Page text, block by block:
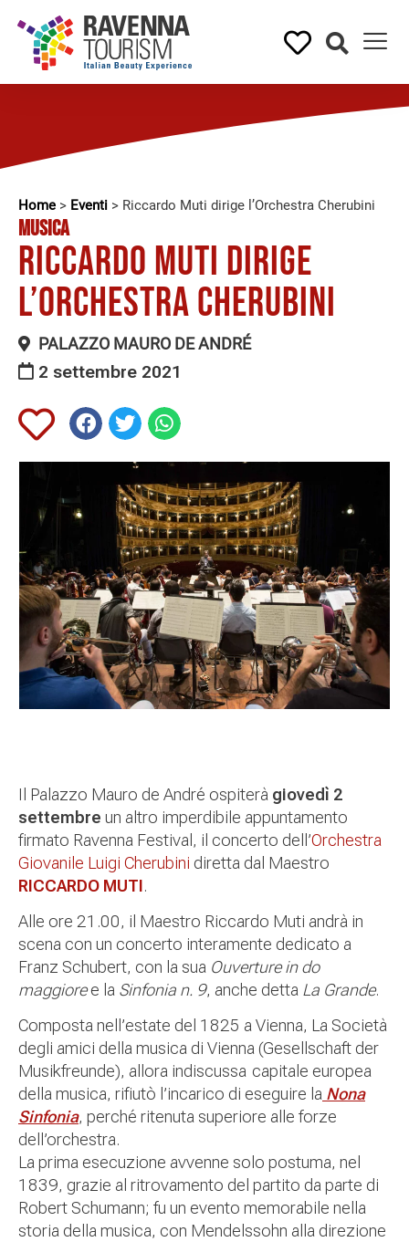
Home > Eventi > Riccardo Muti dirige l’Orchestra Cherubini
MUSICA
Riccardo Muti dirige
l’Orchestra Cherubini
PALAZZO MAURO DE ANDRÉ
2 settembre 2021
Il Palazzo Mauro de André ospiterà giovedì 2
settembre un altro imperdibile appuntamento
firmato Ravenna Festival, il concerto dell’Orchestra
Giovanile Luigi Cherubini diretta dal Maestro
RICCARDO MUTI.
Alle ore 21.00, il Maestro Riccardo Muti andrà in
scena con un concerto interamente dedicato a
Franz Schubert, con la sua Ouverture in do
maggioree la Sinfonia n. 9, anche detta La Grande.
Composta nell’estate del 1825 a Vienna, La Società
degli amici della musica di Vienna (Gesellschaft der
Musikfreunde), allora indiscussa capitale europea
della musica, rifiutò l’incarico di eseguire la Nona
Sinfonia, perché ritenuta superiore alle forze
dell’orchestra.
La prima esecuzione avvenne solo postuma, nel
1839, grazie al ritrovamento del partito da parte di
Robert Schumann; fu un evento memorabile nella
storia della musica, con Mendelssohn alla direzione